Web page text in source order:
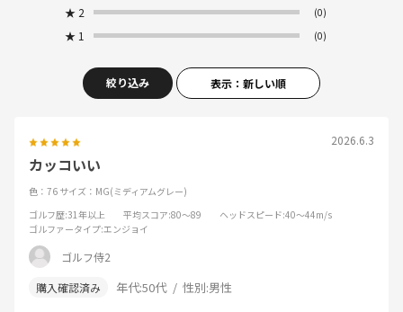
★ 2 (0)
★ 1 (0)
絞り込み 表示：新しい順
2026.6.3
カッコいい
色：76 サイズ：MG(ミディアムグレー)
ゴルフ歴:31年以上 平均スコア:80～89 ヘッドスピード:40～44m/s
ゴルファータイプ:エンジョイ
ゴルフ侍2
年代:50代 性別:男性